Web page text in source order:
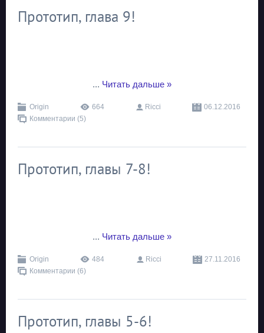
Прототип, глава 9!
... Читать дальше »
Origin 664 Ricci
06.12.2016
Комментарии (5)
Прототип, главы 7-8!
... Читать дальше »
Origin 484 Ricci
27.11.2016
Комментарии (6)
Прототип, главы 5-6!